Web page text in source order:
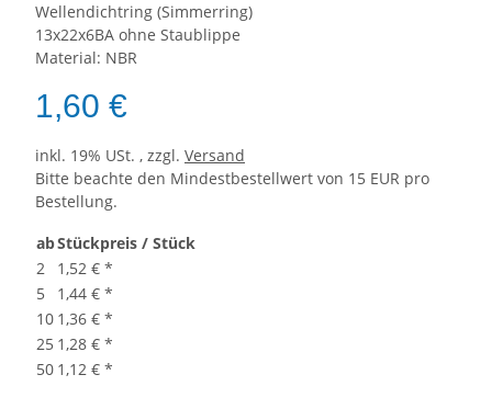
Wellendichtring (Simmerring)
13x22x6BA ohne Staublippe
Material: NBR
1,60 €
inkl. 19% USt. , zzgl. Versand
Bitte beachte den Mindestbestellwert von 15 EUR pro
Bestellung.
abStückpreis / Stück
2
1,52 € *
5
1,44 € *
10 1,36 € *
25 1,28 € *
50 1,12 € *